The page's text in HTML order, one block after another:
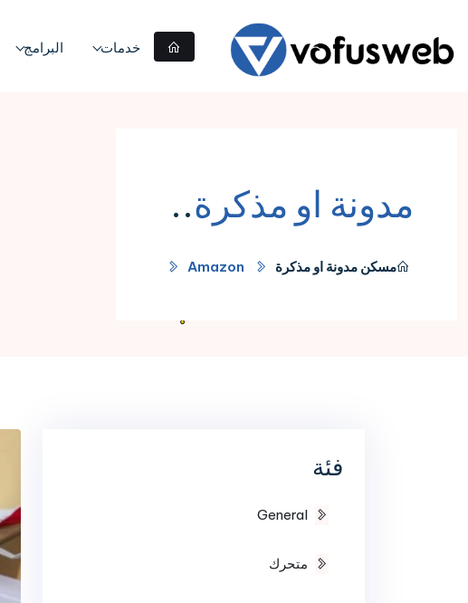
خدمات البرامج
مدونة او مذكرة..
مسكن مدونة او مذكرة Amazon
فئة
General
متحرك